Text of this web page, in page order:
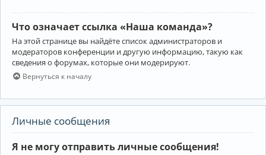
Что означает ссылка «Наша команда»?
На этой странице вы найдёте список администраторов и
модераторов конференции и другую информацию, такую как
сведения о форумах, которые они модерируют.
Вернуться к началу
Личные сообщения
Я не могу отправить личные сообщения!